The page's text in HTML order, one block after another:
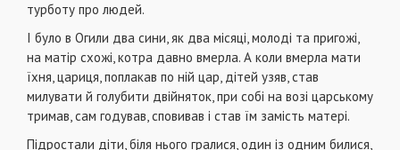
турботу про людей.
І було в Огили два сини, як два місяці, молоді та пригожі,
на матір схожі, котра давно вмерла. А коли вмерла мати
їхня, цариця, поплакав по ній цар, дітей узяв, став
милувати й голубити двійняток, при собі на возі царському
тримав, сам годував, сповивав і став їм замість матері.
Підростали діти, біля нього гралися, один із одним билися,